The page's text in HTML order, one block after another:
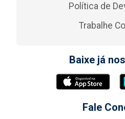
Política de
Trabalhe
Baixe já
Fale